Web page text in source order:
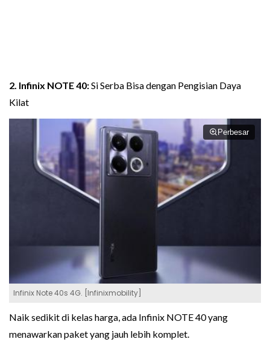
2. Infinix NOTE 40:Si Serba Bisa dengan Pengisian Daya
Kilat
Perbesar
Infinix Note 40s 4G. [Infinixmobility]
Naik sedikit di kelas harga, ada Infinix NOTE 40 yang
menawarkan paket yang jauh lebih komplet.